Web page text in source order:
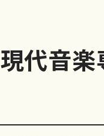
現代音